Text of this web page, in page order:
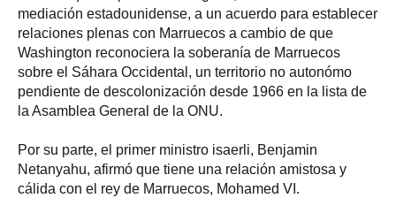
mediación estadounidense, a un acuerdo para establecer
relaciones plenas con Marruecos a cambio de que
Washington reconociera la soberanía de Marruecos
sobre el Sáhara Occidental, un territorio no autonómo
pendiente de descolonización desde 1966 en la lista de
la Asamblea General de la ONU.
Por su parte, el primer ministro isaerli, Benjamin
Netanyahu, afirmó que tiene una relación amistosa y
cálida con el rey de Marruecos, Mohamed VI.